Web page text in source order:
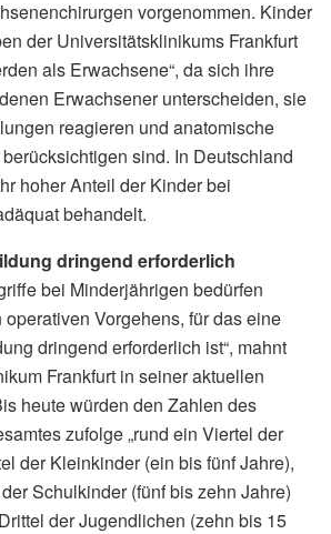
vorgenommen. Kinder
der Universitätsklinikums Frankfurt
als Erwachsene“, da sich ihre
Erwachsener unterscheiden, sie
reagieren und anatomische
sind. In Deutschland
hoher Anteil der Kinder bei
behandelt.
dringend erforderlich
bei Minderjährigen bedürfen
operativen Vorgehens, für das eine
dringend erforderlich ist“, mahnt
Frankfurt in seiner aktuellen
heute würden den Zahlen des
zufolge „rund ein Viertel der
der Kleinkinder (ein bis fünf Jahre),
Schulkinder (fünf bis zehn Jahre)
der Jugendlichen (zehn bis 15